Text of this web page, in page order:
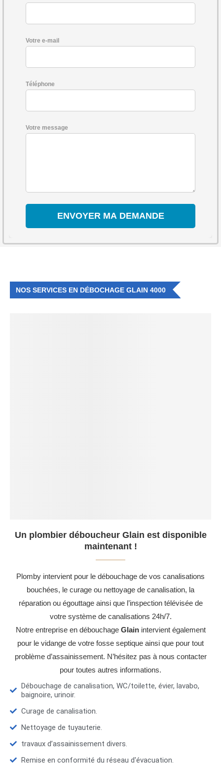
Votre e-mail
Téléphone
Votre message
NOS SERVICES EN DÉBOCHAGE GLAIN 4000
Un plombier déboucheur Glain est disponible
maintenant !
Plomby intervient pour le débouchage de vos canalisations
bouchées, le curage ou nettoyage de canalisation, la
réparation ou égouttage ainsi que l’inspection télévisée de
votre système de canalisations 24h/7.
Notre entreprise en débouchage Glainintervient également
pour le vidange de votre fosse septique ainsi que pour tout
problème d’assainissement. N’hésitez pas à nous contacter
pour toutes autres informations.
Débouchage de canalisation, WC/toilette, évier, lavabo,
baignoire, urinoir.
Curage de canalisation.
Nettoyage de tuyauterie.
travaux d’assainissement divers.
Remise en conformité du réseau d'évacuation.